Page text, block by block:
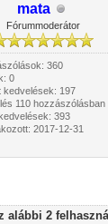
mata
Fórummoderátor
360
0
kedvelések: 197
110 hozzászólásban
393
2017-12-31
alábbi 2